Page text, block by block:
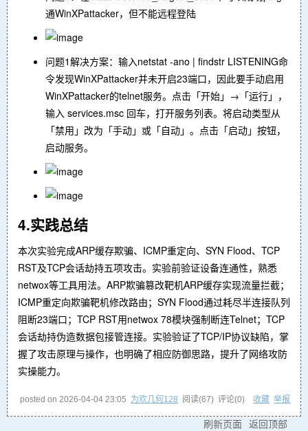
通WinXPattacker，但不能远程登陆
问题1解决方案：输入netstat -ano | findstr LISTENING命
令发现WinXPattacker并未开启23端口，因此要手动启用
WinXPattacker的telnet服务。点击「开始」→「运行」，
输入 services.msc 回车，打开服务列表。将启动类型从
「禁用」改为「手动」或「自动」。点击「启动」按钮，
启动服务。
4.实践总结
本次实验完成ARP缓存欺骗、ICMP重定向、SYN Flood、TCP
RST及TCP会话劫持五项攻击。实验前验证设备连通性，熟悉
netwox等工具用法。ARP欺骗篡改靶机ARP缓存实现流量拦截；
ICMP重定向欺骗靶机修改路由；SYN Flood通过耗尽半连接队列
阻断23端口；TCP RST用netwox 78模块强制断连Telnet；TCP
会话劫持伪造数据包接管连接。实验验证了TCP/IP协议缺陷，掌
握了攻击原理与操作，也明确了相应防御思路，提升了网络攻防
实操能力。
posted on 2026-04-04 23:05 为欢几何128 阅读(67) 评论(0) 收藏 举报
刷新页面 返回顶部